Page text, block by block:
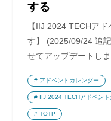
する
【IIJ 2024 TECHア
す】 (2025/09/24 追
せてアップデートし
アドベントカレンダー
IIJ 2024 TECHアドベント
TOTP